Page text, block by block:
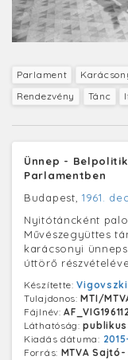
Parlament
Rendezvény
Tánc
Ünnep -
Parlamentben
Budapest, 1961.
Nyitótáncként
Művészegyüttes
karácsonyi
úttörő
Készítette:
Tulajdonos:MTI/
Fájlnév:
Láthatóság:publikus
Kiadás dátuma:
Forrás: MTVA